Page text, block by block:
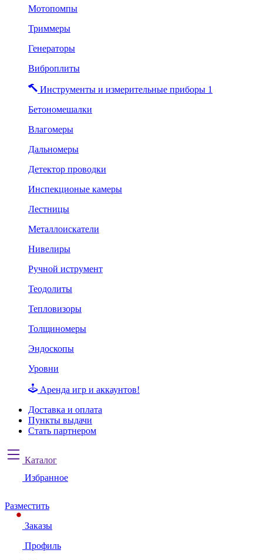
Мотопомпы
Триммеры
Генераторы
Виброплиты
Инструменты и измерительные приборы 1
Бетономешалки
Влагомеры
Дальномеры
Детектор проводки
Инспекционые камеры
Лестницы
Металлоискатели
Нивелиры
Ручной иструмент
Теодолиты
Тепловизоры
Толщиномеры
Эндоскопы
Уровни
Аренда игр и аккаунтов!
Доставка и оплата
Пункты выдачи
Стать партнером
Каталог
Избранное
Разместить
Заказы
Профиль